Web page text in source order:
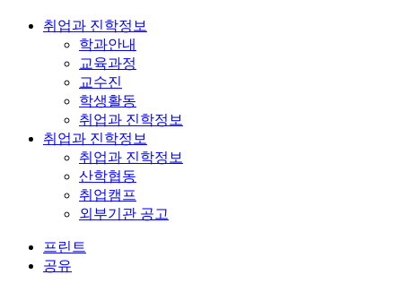
취업과 진학정보
학과안내
교육과정
교수진
학생활동
취업과 진학정보
취업과 진학정보
취업과 진학정보
산학협동
취업캠프
외부기관 공고
프린트
공유